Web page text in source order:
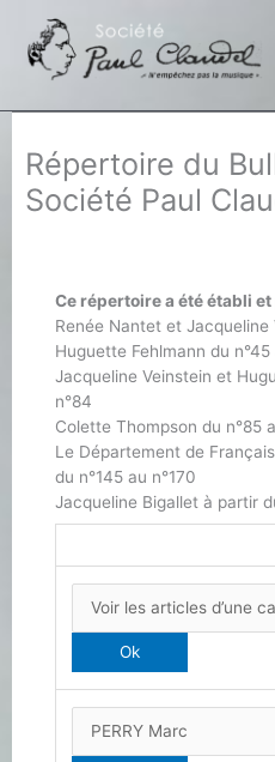
contenu
Répertoire du
Société Paul
Ce répertoire a été établi
Renée Nantet et Jacqueline
Huguette Fehlmann du n°45
Jacqueline Veinstein et
n°84
Colette Thompson du n°85
Le Département de
du n°145 au n°170
Jacqueline Bigallet à partir